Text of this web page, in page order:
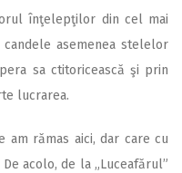
înţelepţilor din cel mai
asemenea stelelor
sa ctitoricească şi prin
lucrarea.
am rămas aici, dar care cu
acolo, de la „Luceafărul”